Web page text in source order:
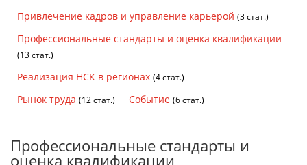
Привлечение кадров и управление карьерой (3 стат.)
Профессиональные стандарты и оценка квалификации
(13 стат.)
Реализация НСК в регионах (4 стат.)
Рынок труда (12 стат.) Событие (6 стат.)
Профессиональные стандарты и
оценка квалификации